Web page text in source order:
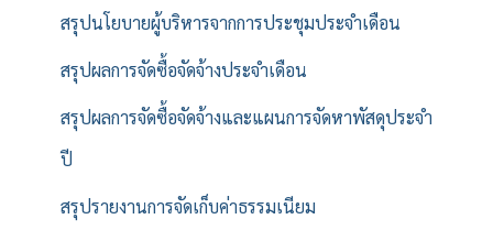
สรุปนโยบายผู้บริหารจากการประชุมประจำเดือน
สรุปผลการจัดซื้อจัดจ้างประจำเดือน
สรุปผลการจัดซื้อจัดจ้างและแผนการจัดหาพัสดุประจำ
ปี
สรุปรายงานการจัดเก็บค่าธรรมเนียม